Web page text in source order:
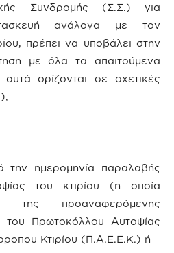
Συνδρομής (Σ.Σ.) για
ανάλογα με τον
πρέπει να υποβάλει στην
με όλα τα απαιτούμενα
ορίζονται σε σχετικές
την ημερομηνία παραλαβής
του κτιρίου (η οποία
της προαναφερόμενης
Πρωτοκόλλου Αυτοψίας
Κτιρίου (Π.Α.Ε.Ε.Κ.) ή